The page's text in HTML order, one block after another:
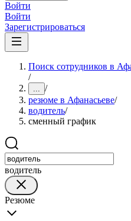
Войти
Войти
Зарегистрироваться
Поиск сотрудников в
/
... /
резюме в Афанасьеве/
водитель/
сменный график
водитель
Резюме